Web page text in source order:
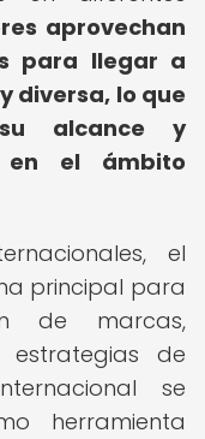
aprovechan
para llegar a
diversa, lo que
alcance y
en el ámbito
el
principal para
de marcas,
estrategias de
se
herramienta